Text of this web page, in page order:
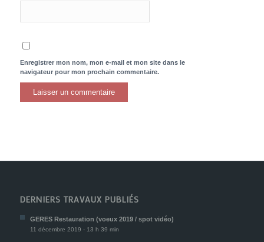
Enregistrer mon nom, mon e-mail et mon site dans le
navigateur pour mon prochain commentaire.
DERNIERS TRAVAUX PUBLIÉS
GERES Restauration (voeux 2019 / spot vidéo)
11 décembre 2019 - 13 h 39 min